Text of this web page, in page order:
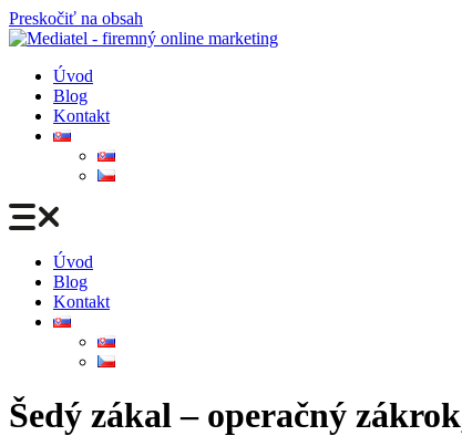
Preskočiť na obsah
Úvod
Blog
Kontakt
Úvod
Blog
Kontakt
Šedý zákal – operačný